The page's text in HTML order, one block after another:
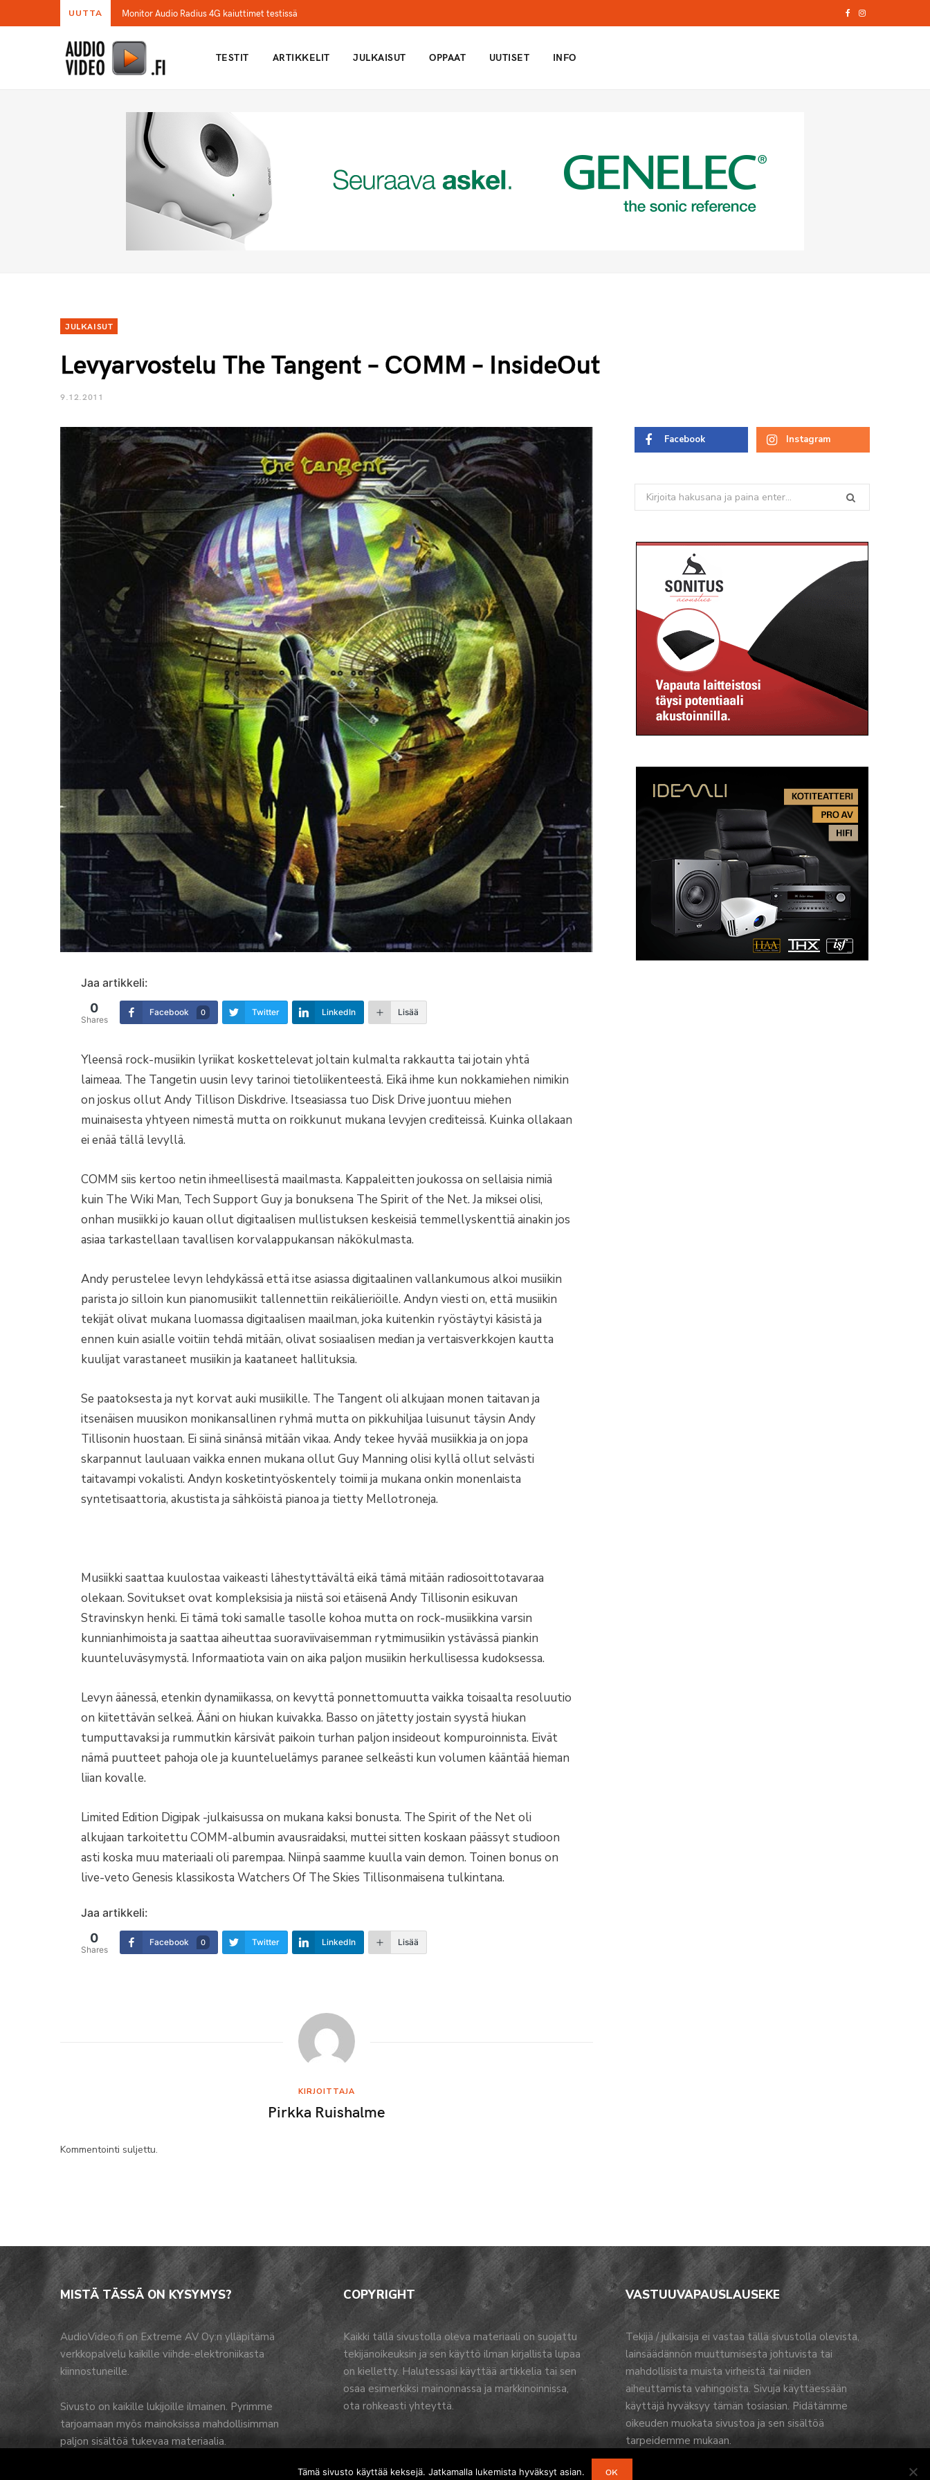
UUTTA Monitor Audio Radius 4G kaiuttimet testissä I
TESTIT ARTIKKELIT JULKAISUT OPPAAT UUTISET INFO
JULKAISUT
Levyarvostelu The Tangent – COMM – InsideOut
9.12.2011
Jaa artikkeli:
0
Shares
Facebook 0 Twitter LinkedIn Lisää
Yleensä rock-musiikin lyriikat koskettelevat joltain kulmalta rakkautta tai jotain yhtä
laimeaa. The Tangetin uusin levy tarinoi tietoliikenteestä. Eikä ihme kun nokkamiehen nimikin
on joskus ollut Andy Tillison Diskdrive. Itseasiassa tuo Disk Drive juontuu miehen
muinaisesta yhtyeen nimestä mutta on roikkunut mukana levyjen crediteissä. Kuinka ollakaan
ei enää tällä levyllä.
COMM siis kertoo netin ihmeellisestä maailmasta. Kappaleitten joukossa on sellaisia nimiä
kuin The Wiki Man, Tech Support Guy ja bonuksena The Spirit of the Net. Ja miksei olisi,
onhan musiikki jo kauan ollut digitaalisen mullistuksen keskeisiä temmellyskenttiä ainakin jos
asiaa tarkastellaan tavallisen korvalappukansan näkökulmasta.
Andy perustelee levyn lehdykässä että itse asiassa digitaalinen vallankumous alkoi musiikin
parista jo silloin kun pianomusiikit tallennettiin reikälieriöille. Andyn viesti on, että musiikin
tekijät olivat mukana luomassa digitaalisen maailman, joka kuitenkin ryöstäytyi käsistä ja
ennen kuin asialle voitiin tehdä mitään, olivat sosiaalisen median ja vertaisverkkojen kautta
kuulijat varastaneet musiikin ja kaataneet hallituksia.
Se paatoksesta ja nyt korvat auki musiikille. The Tangent oli alkujaan monen taitavan ja
itsenäisen muusikon monikansallinen ryhmä mutta on pikkuhiljaa luisunut täysin Andy
Tillisonin huostaan. Ei siinä sinänsä mitään vikaa. Andy tekee hyvää musiikkia ja on jopa
skarpannut lauluaan vaikka ennen mukana ollut Guy Manning olisi kyllä ollut selvästi
taitavampi vokalisti. Andyn kosketintyöskentely toimii ja mukana onkin monenlaista
syntetisaattoria, akustista ja sähköistä pianoa ja tietty Mellotroneja.
Musiikki saattaa kuulostaa vaikeasti lähestyttävältä eikä tämä mitään radiosoittotavaraa
olekaan. Sovitukset ovat kompleksisia ja niistä soi etäisenä Andy Tillisonin esikuvan
Stravinskyn henki. Ei tämä toki samalle tasolle kohoa mutta on rock-musiikkina varsin
kunnianhimoista ja saattaa aiheuttaa suoraviivaisemman rytmimusiikin ystävässä piankin
kuunteluväsymystä. Informaatiota vain on aika paljon musiikin herkullisessa kudoksessa.
Levyn äänessä, etenkin dynamiikassa, on kevyttä ponnettomuutta vaikka toisaalta resoluutio
on kiitettävän selkeä. Ääni on hiukan kuivakka. Basso on jätetty jostain syystä hiukan
tumputtavaksi ja rummutkin kärsivät paikoin turhan paljon insideout kompuroinnista. Eivät
nämä puutteet pahoja ole ja kuunteluelämys paranee selkeästi kun volumen kääntää hieman
liian kovalle.
Limited Edition Digipak -julkaisussa on mukana kaksi bonusta. The Spirit of the Net oli
alkujaan tarkoitettu COMM-albumin avausraidaksi, muttei sitten koskaan päässyt studioon
asti koska muu materiaali oli parempaa. Niinpä saamme kuulla vain demon. Toinen bonus on
live-veto Genesis klassikosta Watchers Of The Skies Tillisonmaisena tulkintana.
Jaa artikkeli:
0
Shares
Facebook 0 Twitter LinkedIn Lisää
KIRJOITTAJA
Pirkka Ruishalme
Kommentointi suljettu.
Facebook Instagram
Search
for:
MISTÄ TÄSSÄ ON KYSYMYS?
AudioVideo.fi on Extreme AV Oy:n ylläpitämä
verkkopalvelu kaikille viihde-elektroniikasta
kiinnostuneille.
Sivusto on kaikille lukijoille ilmainen. Pyrimme
tarjoamaan myös mainoksissa mahdollisimman
paljon sisältöä tukevaa materiaalia.
COPYRIGHT
Kaikki tällä sivustolla oleva materiaali on suojattu
tekijänoikeuksin ja sen käyttö ilman kirjallista lupaa
on kielletty. Halutessasi käyttää artikkelia tai sen
osaa esimerkiksi mainonnassa ja markkinoinnissa,
ota rohkeasti yhteyttä.
VASTUUVAPAUSLAUSEKE
Tekijä / julkaisija ei vastaa tällä sivustolla olevista,
lainsäädännön muuttumisesta johtuvista tai
mahdollisista muista virheistä tai niiden
aiheuttamista vahingoista. Sivuja käyttäessään
käyttäjä hyväksyy tämän tosiasian. Pidätämme
oikeuden muokata sivustoa ja sen sisältöä
tarpeidemme mukaan.
Tämä sivusto käyttää keksejä. Jatkamalla lukemista hyväksyt asian. OK